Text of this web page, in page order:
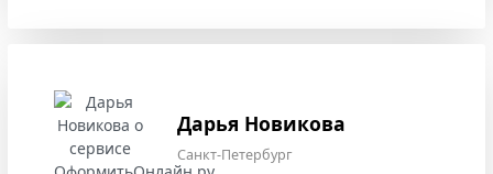
Дарья Новикова
Санкт-Петербург